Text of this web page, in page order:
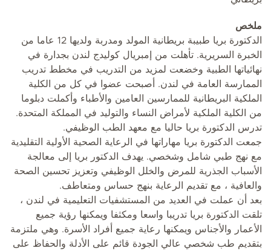
ملخص
الدكتورة بريا طبيبة بريطانية المولد ومدربة ولديها 12 عاما من
الخبرة السريرية. تأهلت من إمبريال كوليدج لندن بجدارة في
نهائياتها الطبية وخضعت لمزيد من التدريب في مخطط تدريب
الممارسة العامة في لندن. أصبحت عضوا في كل من الكلية
الملكية البريطانية للممارسين العامين والأطباء وأكملت دبلوما
من الكلية الملكية لأمراض النساء والتوليد في المملكة المتحدة.
تدرس الدكتورة بريا حاليا مع معهد الطب الوظيفي.
جمعت الدكتورة بريا مهاراتها في الرعاية الصحية الأولية التقليدية
مع نهج طبي شامل وشخصي. يهدف الدكتور بريا إلى معالجة
الأسباب الجذرية للمرض والخلل الوظيفي وتعزيز تحسين الصحة
والعافية ، مع تقديم الرعاية بنهج حساس ومتعاطف.
بعد أن عملت في العديد من المستشفيات التعليمية في لندن ،
تلقت الدكتورة بريا تدريبا واسعا ومكثفا ويمكنها رؤية جميع
الأعمار والأجناس ويمكنها رعاية جميع أفراد الأسرة. وهي ملتزمة
بتقديم طب شخصي عالي الجودة قائم على الأدلة والحفاظ على